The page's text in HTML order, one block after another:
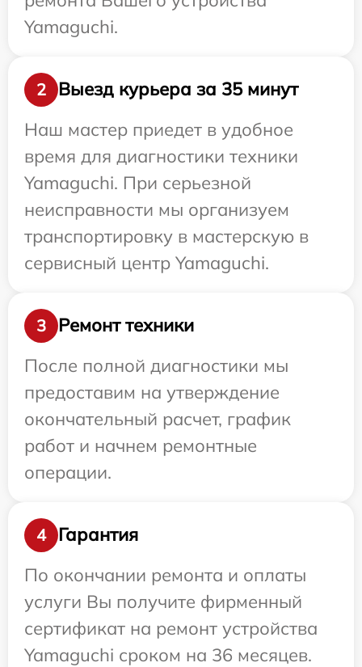
Yamaguchi.
2
Выезд курьера за 35 минут
Наш мастер приедет в удобное
время для диагностики техники
Yamaguchi. При серьезной
неисправности мы организуем
транспортировку в мастерскую в
сервисный центр Yamaguchi.
3
Ремонт техники
После полной диагностики мы
предоставим на утверждение
окончательный расчет, график
работ и начнем ремонтные
операции.
4
Гарантия
По окончании ремонта и оплаты
услуги Вы получите фирменный
сертификат на ремонт устройства
Yamaguchi сроком на 36 месяцев.